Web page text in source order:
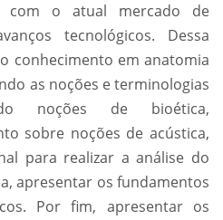
com o atual mercado de
tecnológicos. Dessa
conhecimento em anatomia
as noções e terminologias
noções de bioética,
sobre noções de acústica,
para realizar a análise do
apresentar os fundamentos
Por fim, apresentar os